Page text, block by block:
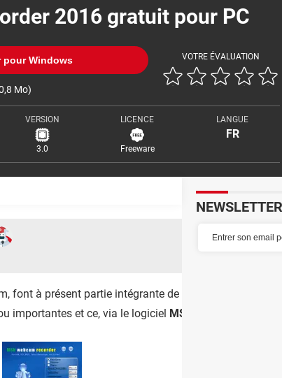
2016 gratuit pour PC
pour Windows
Mo)
VOTRE ÉVALUATION
VERSION
3.0
LICENCE
Freeware
LANGUE
FR
font à présent partie intégrante de notre quotidien.
importantes et ce, via le logiciel MSN webcam recorder
NEWSLETTER